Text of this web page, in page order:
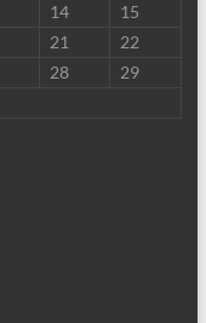
14
15
21
22
28
29